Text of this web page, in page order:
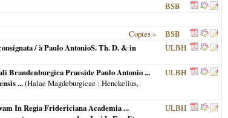
BSB
Copies »
BSB
/ à Paulo AntonioS. Th. D. & in
ULBH
Brandenburgica Praeside Paulo Antonio ...
...(Halae Magdeburgicae : Henckelius,
ULBH
In Regia Fridericiana Academia ...
ULBH